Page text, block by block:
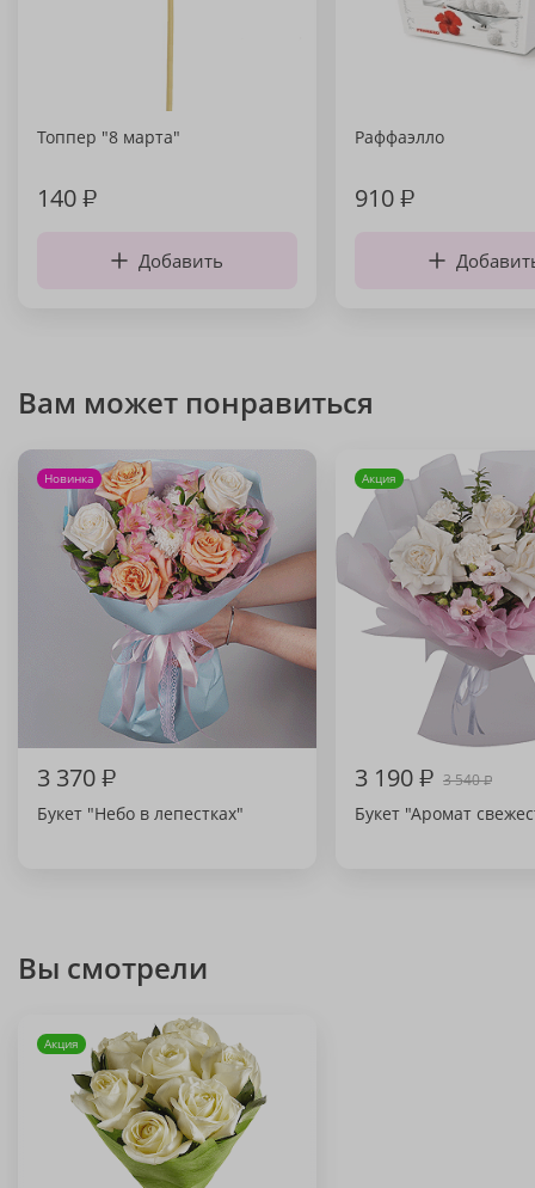
Топпер "8 марта"
140₽
Добавить
Раффаэлло
910₽
Вам может понравиться
Новинка
3 370₽
Букет "Небо в лепестках"
Акция
3 190₽ 3 540₽
Букет "Аромат
Вы смотрели
Акция